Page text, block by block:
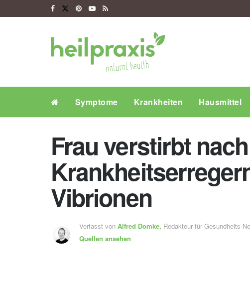
Symptome Krankheiten Hausmittel
Frau verstirbt
Vibrionen
Verfasst von Alfred Domke, Redakteur für Gesundheits-
Quellen ansehen